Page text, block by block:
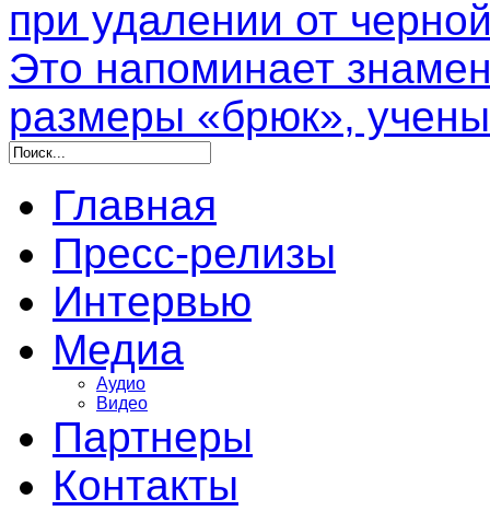
при удалении от
Это напоминает
размеры «брюк»,
Главная
Пресс-релизы
Интервью
Медиа
Аудио
Видео
Партнеры
Контакты